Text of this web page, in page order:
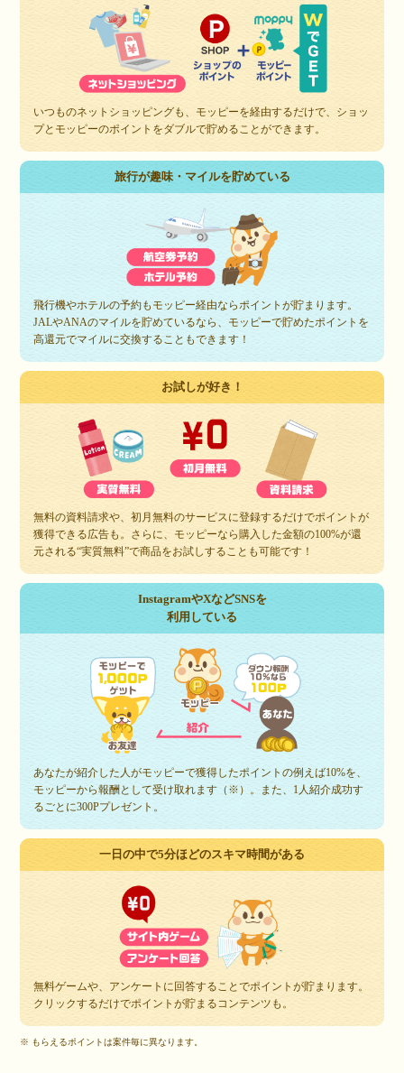
いつものネットショッピングも、モッピーを経由するだけで、ショッ
プとモッピーのポイントをダブルで貯めることができます。
旅行が趣味・マイルを貯めている
飛行機やホテルの予約もモッピー経由ならポイントが貯まります。
JALやANAのマイルを貯めているなら、モッピーで貯めたポイントを
高還元でマイルに交換することもできます！
お試しが好き！
無料の資料請求や、初月無料のサービスに登録するだけでポイントが
獲得できる広告も。さらに、モッピーなら購入した金額の100%が還
元される“実質無料”で商品をお試しすることも可能です！
InstagramやXなどSNSを
利用している
あなたが紹介した人がモッピーで獲得したポイントの例えば10%を、
モッピーから報酬として受け取れます（※）。また、1人紹介成功す
るごとに300Pプレゼント。
一日の中で5分ほどのスキマ時間がある
無料ゲームや、アンケートに回答することでポイントが貯まります。
クリックするだけでポイントが貯まるコンテンツも。
※ もらえるポイントは案件毎に異なります。